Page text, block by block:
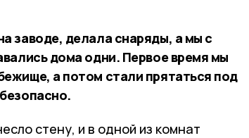
заводе, делала снаряды, а мы с
дома одни. Первое время мы
а потом стали прятаться под
стену, и в одной из комнат